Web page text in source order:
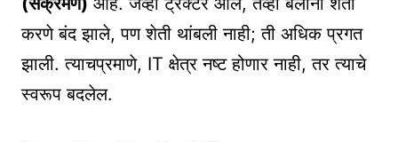
करणे बंद झाले, पण शेती थांबली नाही; ती अधिक प्रगत
झाली. त्याचप्रमाणे, IT क्षेत्र नष्ट होणार नाही, तर त्याचे
स्वरूप बदलेल.